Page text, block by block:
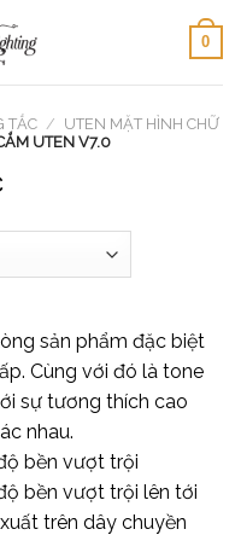
0
TẮC / UTEN MẶT HÌNH CHỮ
UTEN V7.0
sản phẩm đặc biệt
Cùng với đó là tone
sự tương thích cao
nhau.
bền vượt trội
bền vượt trội lên tới
trên dây chuyền